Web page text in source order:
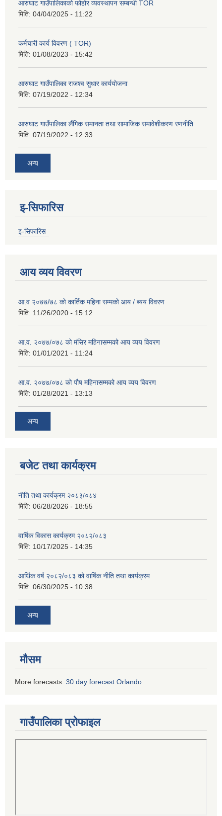
आरुघाट गाउँपालिकाको फोहोर व्यवस्थापन सम्बन्धी TOR
मिति: 04/04/2025 - 11:22
कर्मचारी कार्य विवरण ( TOR)
मिति: 01/08/2023 - 15:42
आरुघाट गाउँपालिका राजश्व सुधार कार्ययोजना
मिति: 07/19/2022 - 12:34
आरुघाट गाउँपालिका लैंगिक समानता तथा सामाजिक समावेशीकरण रणनीति
मिति: 07/19/2022 - 12:33
अन्य
इ-सिफारिस
इ-सिफारिस
आय व्यय विवरण
आ.व २०७७/७८ को कार्तिक महिना सम्मको आय / ब्यय विवरण
मिति: 11/26/2020 - 15:12
आ.व. २०७७/०७८ को मंसिर महिनासम्मको आय व्यय विवरण
मिति: 01/01/2021 - 11:24
आ.व. २०७७/०७८ को पौष महिनासम्मको आय व्यय विवरण
मिति: 01/28/2021 - 13:13
अन्य
बजेट तथा कार्यक्रम
नीति तथा कार्यक्रम २०८३/०८४
मिति: 06/28/2026 - 18:55
वार्षिक विकास कार्यक्रम २०८२/०८३
मिति: 10/17/2025 - 14:35
आर्थिक वर्ष २०८२/०८३ को वार्षिक नीति तथा कार्यक्रम
मिति: 06/30/2025 - 10:38
अन्य
मौसम
More forecasts: 30 day forecast Orlando
गाउँपालिका प्रोफाइल